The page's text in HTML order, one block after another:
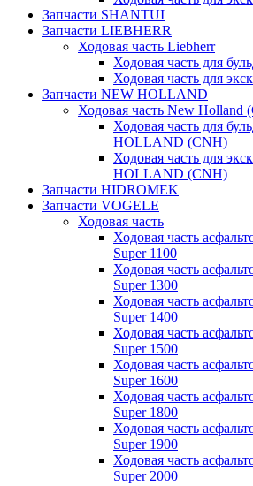
Запчасти SHANTUI
Запчасти LIEBHERR
Ходовая часть Liebherr
Ходовая часть для
Ходовая часть для
Запчасти NEW HOLLAND
Ходовая часть New Holland
Ходовая часть для
HOLLAND (CNH)
Ходовая часть для
HOLLAND (CNH)
Запчасти HIDROMEK
Запчасти VOGELE
Ходовая часть
Ходовая часть
Super 1100
Ходовая часть
Super 1300
Ходовая часть
Super 1400
Ходовая часть
Super 1500
Ходовая часть
Super 1600
Ходовая часть
Super 1800
Ходовая часть
Super 1900
Ходовая часть
Super 2000